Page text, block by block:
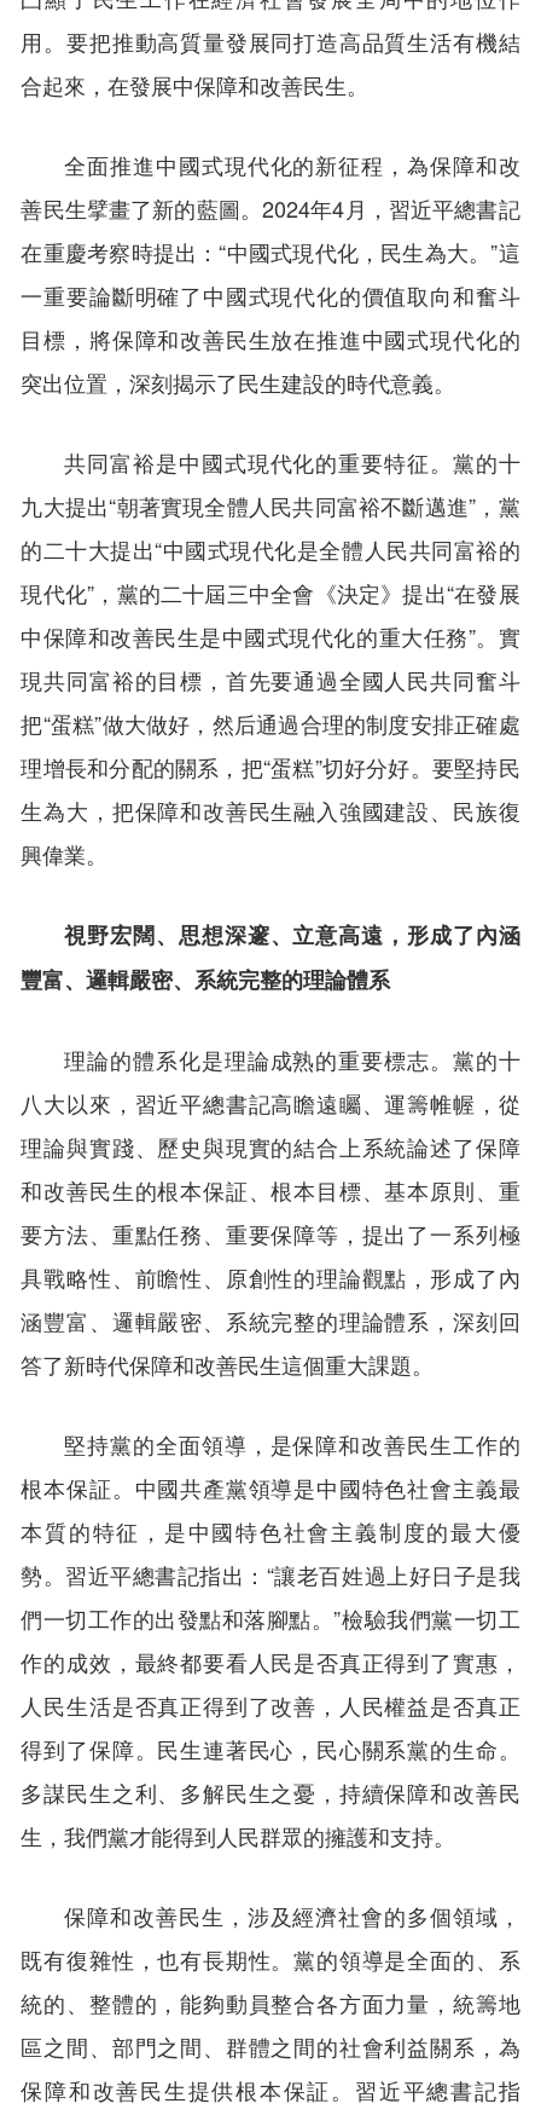
用。要把推動高質量發展同打造高品質生活有機結
合起來，在發展中保障和改善民生。
全面推進中國式現代化的新征程，為保障和改
善民生擘畫了新的藍圖。2024年4月，習近平總書記
在重慶考察時提出：“中國式現代化，民生為大。”這
一重要論斷明確了中國式現代化的價值取向和奮斗
目標，將保障和改善民生放在推進中國式現代化的
突出位置，深刻揭示了民生建設的時代意義。
共同富裕是中國式現代化的重要特征。黨的十
九大提出“朝著實現全體人民共同富裕不斷邁進”，黨
的二十大提出“中國式現代化是全體人民共同富裕的
現代化”，黨的二十屆三中全會《決定》提出“在發展
中保障和改善民生是中國式現代化的重大任務”。實
現共同富裕的目標，首先要通過全國人民共同奮斗
把“蛋糕”做大做好，然后通過合理的制度安排正確處
理增長和分配的關系，把“蛋糕”切好分好。要堅持民
生為大，把保障和改善民生融入強國建設、民族復
興偉業。
視野宏闊、思想深邃、立意高遠，形成了內涵
豐富、邏輯嚴密、系統完整的理論體系
理論的體系化是理論成熟的重要標志。黨的十
八大以來，習近平總書記高瞻遠矚、運籌帷幄，從
理論與實踐、歷史與現實的結合上系統論述了保障
和改善民生的根本保証、根本目標、基本原則、重
要方法、重點任務、重要保障等，提出了一系列極
具戰略性、前瞻性、原創性的理論觀點，形成了內
涵豐富、邏輯嚴密、系統完整的理論體系，深刻回
答了新時代保障和改善民生這個重大課題。
堅持黨的全面領導，是保障和改善民生工作的
根本保証。中國共產黨領導是中國特色社會主義最
本質的特征，是中國特色社會主義制度的最大優
勢。習近平總書記指出：“讓老百姓過上好日子是我
們一切工作的出發點和落腳點。”檢驗我們黨一切工
作的成效，最終都要看人民是否真正得到了實惠，
人民生活是否真正得到了改善，人民權益是否真正
得到了保障。民生連著民心，民心關系黨的生命。
多謀民生之利、多解民生之憂，持續保障和改善民
生，我們黨才能得到人民群眾的擁護和支持。
保障和改善民生，涉及經濟社會的多個領域，
既有復雜性，也有長期性。黨的領導是全面的、系
統的、整體的，能夠動員整合各方面力量，統籌地
區之間、部門之間、群體之間的社會利益關系，為
保障和改善民生提供根本保証。習近平總書記指